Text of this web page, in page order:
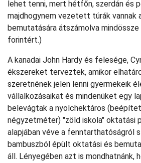
lehet tenni, mert hétfőn, szerdán és
majdhogynem vezetett túrák vannak
bemutatására átszámolva
forintért.)
A kanadai John Hardy és felesége,
ékszereket terveztek, amikor
szeretnének jelen lenni gyermekeik
vállalkozásaikat és mindenüket egy
belevágtak a nyolchektáros
négyzetméter) "zöld iskola" oktatási
alapjában véve a fenntarthatóságról
bambuszból épült oktatási és
áll. Lényegében azt is mondhatnánk,